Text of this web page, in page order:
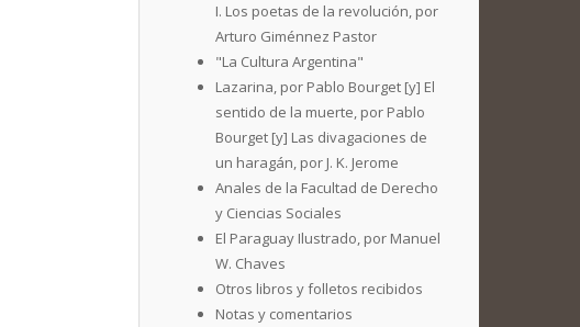
I. Los poetas de la revolución, por
Arturo Giménnez Pastor
"La Cultura Argentina"
Lazarina, por Pablo Bourget [y] El
sentido de la muerte, por Pablo
Bourget [y] Las divagaciones de
un haragán, por J. K. Jerome
Anales de la Facultad de Derecho
y Ciencias Sociales
El Paraguay Ilustrado, por Manuel
W. Chaves
Otros libros y folletos recibidos
Notas y comentarios